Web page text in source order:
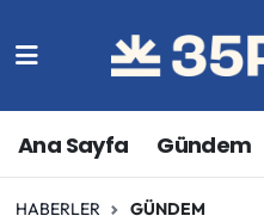
Ana Sayfa Gündem
HABERLER GÜNDEM